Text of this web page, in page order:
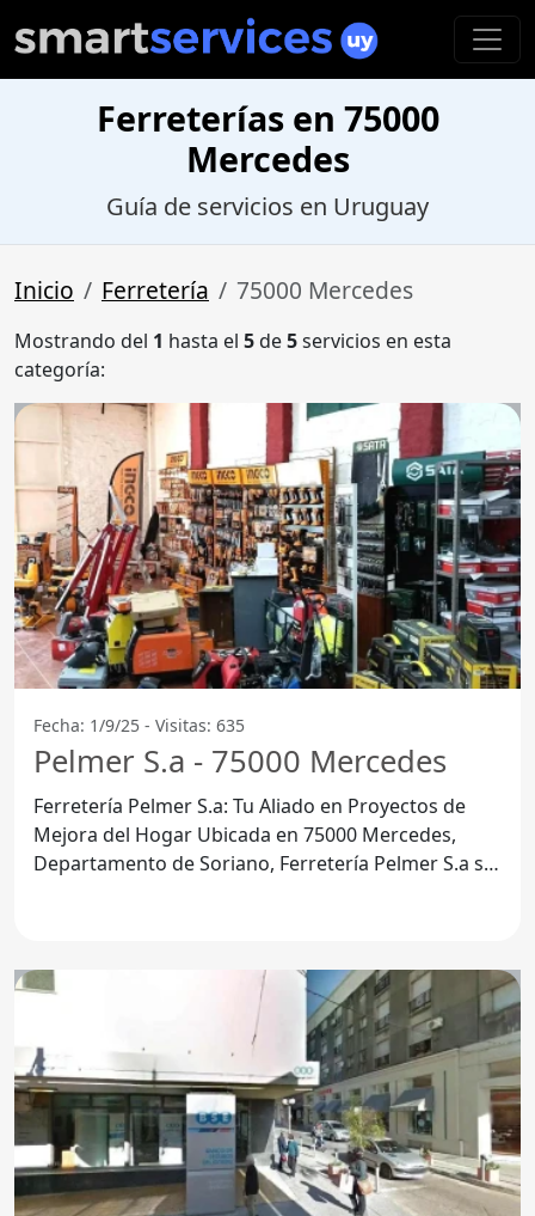
Ferreterías en 75000
Mercedes
Guía de servicios en Uruguay
Inicio Ferretería 75000 Mercedes
Mostrando del 1 hasta el 5de5servicios en esta
categoría:
Fecha: 1/9/25 - Visitas: 635
Pelmer S.a - 75000 Mercedes
Ferretería Pelmer S.a: Tu Aliado en Proyectos de
Mejora del Hogar Ubicada en 75000 Mercedes,
Departamento de Soriano, Ferretería Pelmer S.a se